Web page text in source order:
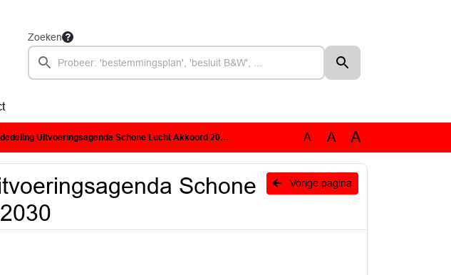
Zoeken
Uitvoeringsagenda Schone Lucht Akkoord 2021-2030 A A A
Vorige pagina
Schone